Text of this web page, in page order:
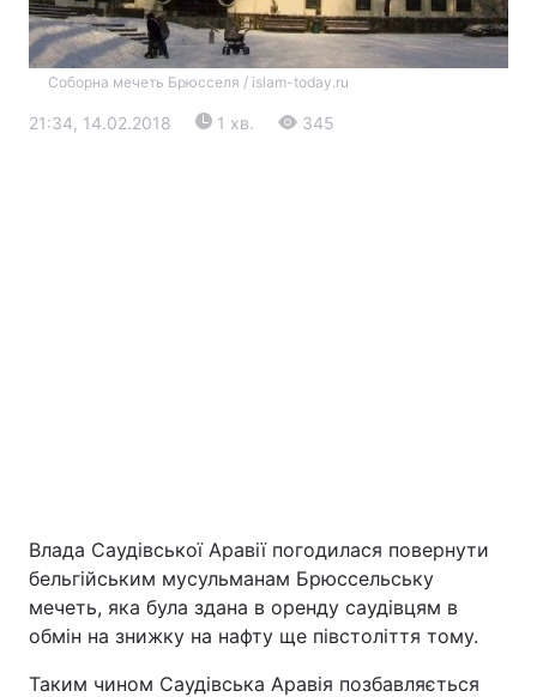
Київ Львів
Дніпро Харків
Соборна мечеть Брюсселя / islam-today.ru
21:34, 14.02.2018 1 хв. 345
Влада Саудівської Аравії погодилася повернути
бельгійським мусульманам Брюссельську
мечеть, яка була здана в оренду саудівцям в
обмін на знижку на нафту ще півстоліття тому.
Таким чином Саудівська Аравія позбавляється